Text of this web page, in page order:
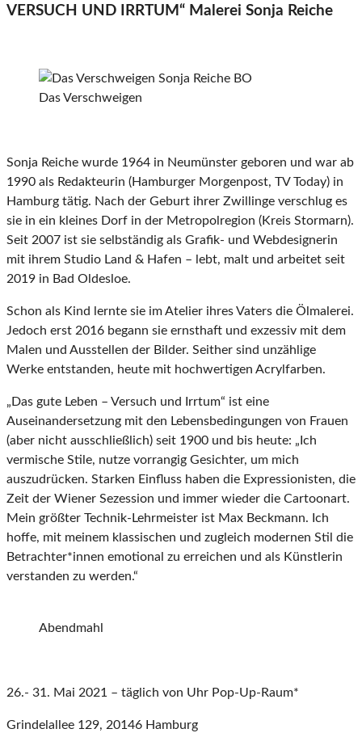
VERSUCH UND IRRTUM“ Malerei Sonja Reiche
Das Verschweigen
Sonja Reiche wurde 1964 in Neumünster geboren und war ab
1990 als Redakteurin (Hamburger Morgenpost, TV Today) in
Hamburg tätig. Nach der Geburt ihrer Zwillinge verschlug es
sie in ein kleines Dorf in der Metropolregion (Kreis Stormarn).
Seit 2007 ist sie selbständig als Grafik- und Webdesignerin
mit ihrem Studio Land & Hafen – lebt, malt und arbeitet seit
2019 in Bad Oldesloe.
Schon als Kind lernte sie im Atelier ihres Vaters die Ölmalerei.
Jedoch erst 2016 begann sie ernsthaft und exzessiv mit dem
Malen und Ausstellen der Bilder. Seither sind unzählige
Werke entstanden, heute mit hochwertigen Acrylfarben.
„Das gute Leben – Versuch und Irrtum“ ist eine
Auseinandersetzung mit den Lebensbedingungen von Frauen
(aber nicht ausschließlich) seit 1900 und bis heute: „Ich
vermische Stile, nutze vorrangig Gesichter, um mich
auszudrücken. Starken Einfluss haben die Expressionisten, die
Zeit der Wiener Sezession und immer wieder die Cartoonart.
Mein größter Technik-Lehrmeister ist Max Beckmann. Ich
hoffe, mit meinem klassischen und zugleich modernen Stil die
Betrachter*innen emotional zu erreichen und als Künstlerin
verstanden zu werden.“
Abendmahl
26.- 31. Mai 2021 – täglich von Uhr Pop-Up-Raum*
Grindelallee 129, 20146 Hamburg